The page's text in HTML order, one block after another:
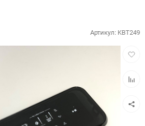
Артикул: KBT249